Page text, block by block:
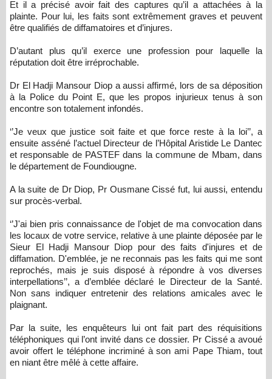
Et il a précisé avoir fait des captures qu’il a attachées à la
plainte. Pour lui, les faits sont extrêmement graves et peuvent
être qualifiés de diffamatoires et d’injures.
D’autant plus qu’il exerce une profession pour laquelle la
réputation doit être irréprochable.
Dr El Hadji Mansour Diop a aussi affirmé, lors de sa déposition
à la Police du Point E, que les propos injurieux tenus à son
encontre son totalement infondés.
‘’Je veux que justice soit faite et que force reste à la loi’’, a
ensuite asséné l’actuel Directeur de l’Hôpital Aristide Le Dantec
et responsable de PASTEF dans la commune de Mbam, dans
le département de Foundiougne.
A la suite de Dr Diop, Pr Ousmane Cissé fut, lui aussi, entendu
sur procès-verbal.
‘’J'ai bien pris connaissance de l'objet de ma convocation dans
les locaux de votre service, relative à une plainte déposée par le
Sieur El Hadji Mansour Diop pour des faits d'injures et de
diffamation. D'emblée, je ne reconnais pas les faits qui me sont
reprochés, mais je suis disposé à répondre à vos diverses
interpellations’’, a d’emblée déclaré le Directeur de la Santé.
Non sans indiquer entretenir des relations amicales avec le
plaignant.
Par la suite, les enquêteurs lui ont fait part des réquisitions
téléphoniques qui l’ont invité dans ce dossier. Pr Cissé a avoué
avoir offert le téléphone incriminé à son ami Pape Thiam, tout
en niant être mêlé à cette affaire.